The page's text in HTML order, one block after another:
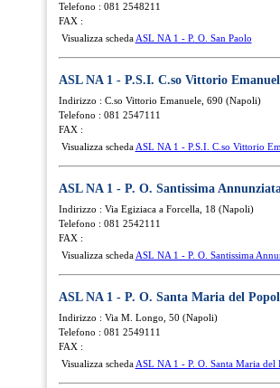
Telefono : 081 2548211
FAX :
Visualizza scheda ASL NA 1 - P. O. San Paolo
ASL NA 1 - P.S.I. C.so Vittorio
Indirizzo : C.so Vittorio Emanuele, 690 (Napoli)
Telefono : 081 2547111
FAX :
Visualizza scheda ASL NA 1 - P.S.I. C.so Vittorio
ASL NA 1 - P. O. Santissima
Indirizzo : Via Egiziaca a Forcella, 18 (Napoli)
Telefono : 081 2542111
FAX :
Visualizza scheda ASL NA 1 - P. O. Santissima
ASL NA 1 - P. O. Santa Maria del
Indirizzo : Via M. Longo, 50 (Napoli)
Telefono : 081 2549111
FAX :
Visualizza scheda ASL NA 1 - P. O. Santa Maria